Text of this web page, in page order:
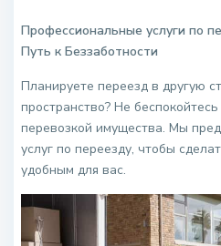
Профессиональные услуги по
Путь к Беззаботности
Планируете переезд в другую
пространство? Не
перевозкой имущества. Мы
услуг по переезду, чтобы
удобным для вас.